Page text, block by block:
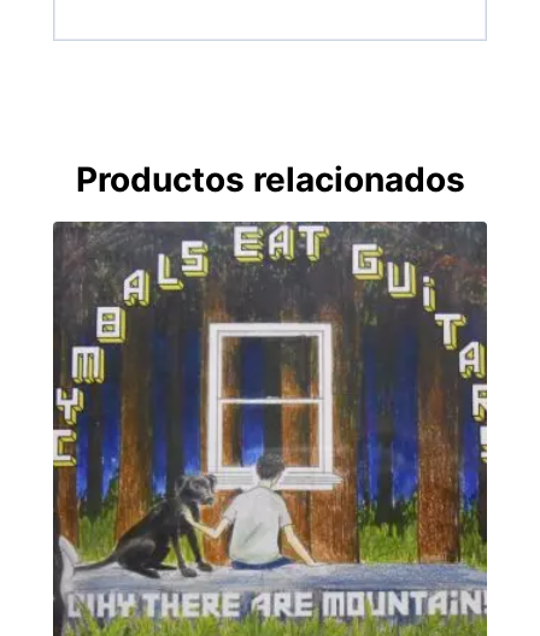
Productos relacionados